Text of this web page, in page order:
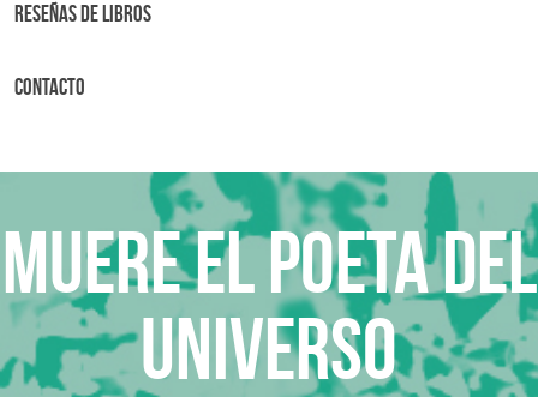
Reseñas de libros
Contacto
Muere el poeta del
Universo